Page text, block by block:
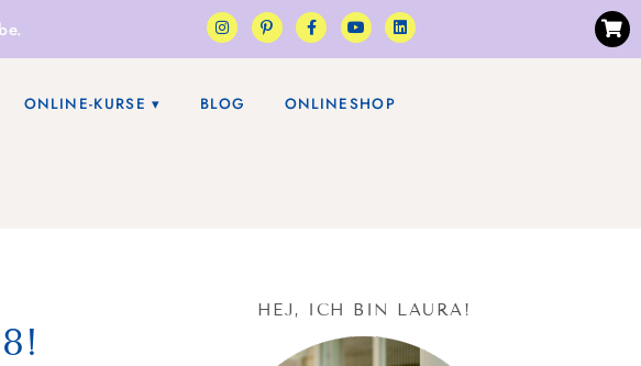
ONLINE-KURSE BLOG ONLINESHOP
HEJ, ICH BIN LAURA!